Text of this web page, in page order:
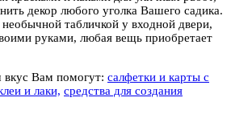
декор любого уголка Вашего садика.
табличкой у входной двери,
руками, любая вещь приобретает
Вам помогут: салфетки и карты с
и лаки, средства для создания